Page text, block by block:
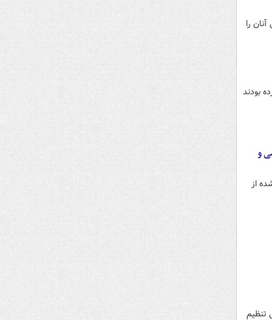
آنان را
بودند
و
از
تنظیم